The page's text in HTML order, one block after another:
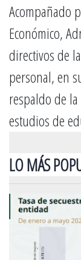
Acompañado
Económico,
directivos de
personal, en
respaldo de la
estudios de
LO MÁS